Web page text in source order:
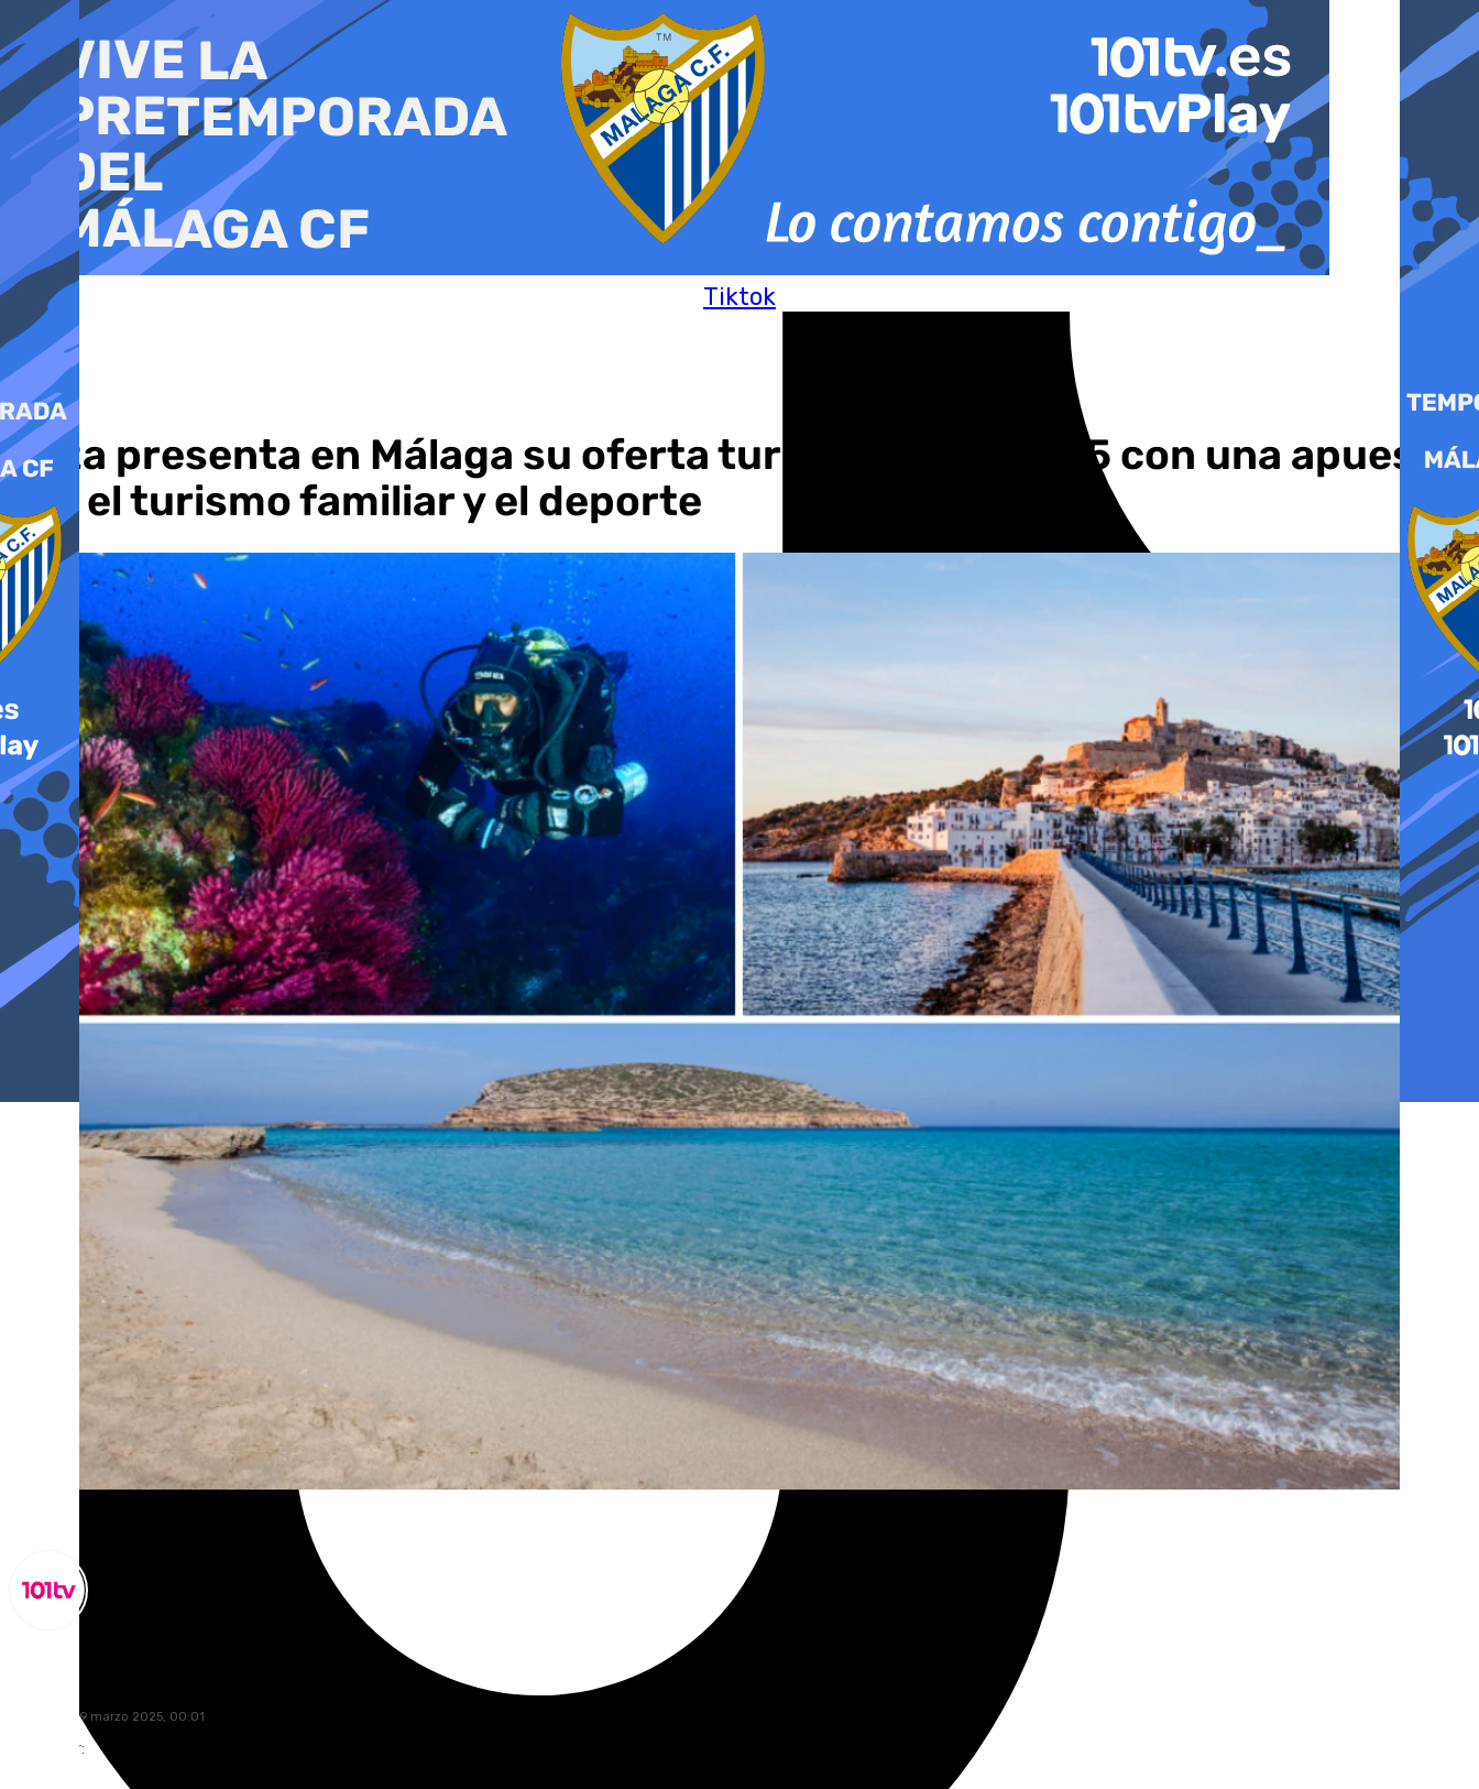
al
contenido
Tiktok
Ibiza presenta en Málaga su oferta turística para 2025 con una apuesta
por el turismo familiar y el deporte
miércoles, 19 marzo 2025, 00:01
Compartir: